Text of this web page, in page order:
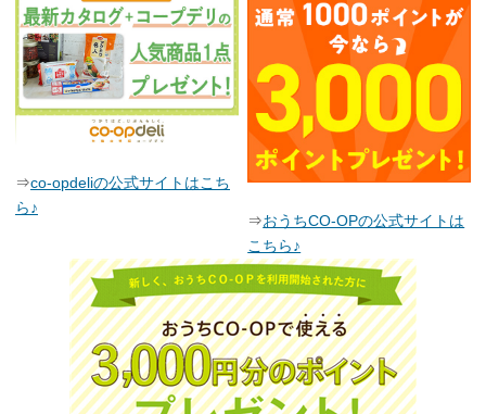
⇒co-opdeliの公式サイトはこち
ら♪
⇒おうちCO-OPの公式サイトは
こちら♪